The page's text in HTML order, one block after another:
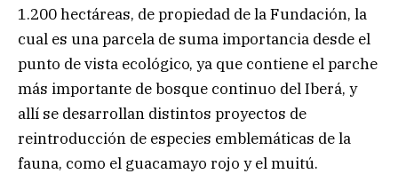
1.200 hectáreas, de propiedad de la Fundación, la
cual es una parcela de suma importancia desde el
punto de vista ecológico, ya que contiene el parche
más importante de bosque continuo del Iberá, y
allí se desarrollan distintos proyectos de
reintroducción de especies emblemáticas de la
fauna, como el guacamayo rojo y el muitú.